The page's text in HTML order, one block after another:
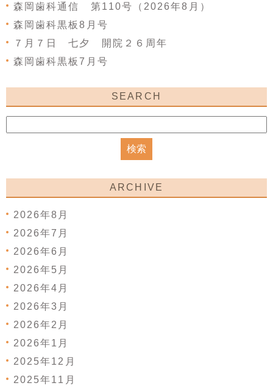
森岡歯科通信 第110号（2026年8月）
森岡歯科黒板8月号
７月７日 七夕 開院２６周年
森岡歯科黒板7月号
SEARCH
ARCHIVE
2026年8月
2026年7月
2026年6月
2026年5月
2026年4月
2026年3月
2026年2月
2026年1月
2025年12月
2025年11月